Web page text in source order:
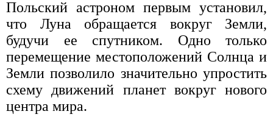
Польский астроном первым установил,
что Луна обращается вокруг Земли,
будучи ее спутником. Одно только
перемещение местоположений Солнца и
Земли позволило значительно упростить
схему движений планет вокруг нового
центра мира.